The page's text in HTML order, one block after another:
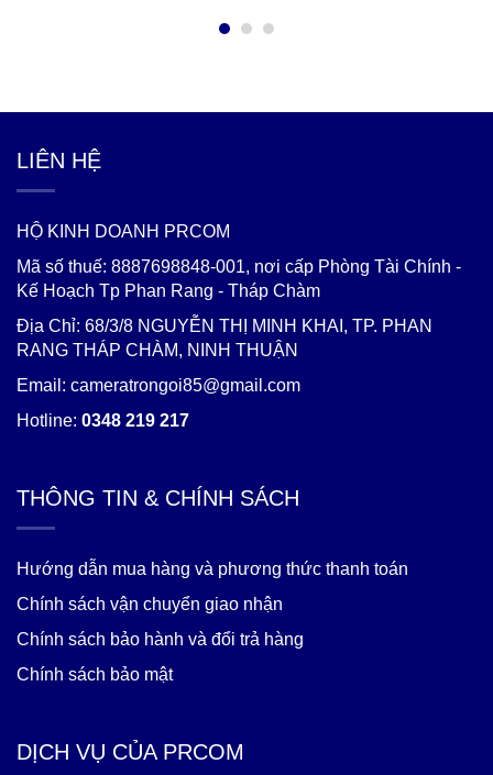
LIÊN HỆ
HỘ KINH DOANH PRCOM
Mã số thuế: 8887698848-001, nơi cấp Phòng Tài Chính -
Kế Hoạch Tp Phan Rang - Tháp Chàm
Địa Chỉ: 68/3/8 NGUYỄN THỊ MINH KHAI, TP. PHAN
RANG THÁP CHÀM, NINH THUẬN
Email: cameratrongoi85@gmail.com
Hotline: 0348 219 217
THÔNG TIN & CHÍNH SÁCH
Hướng dẫn mua hàng và phương thức thanh toán
Chính sách vận chuyển giao nhận
Chính sách bảo hành và đổi trả hàng
Chính sách bảo mật
DỊCH VỤ CỦA PRCOM